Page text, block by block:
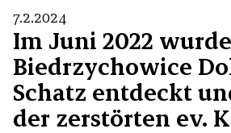
7.2.2024
Im Juni 2022
Biedrzychowice
Schatz entdeckt
der zerstörten ev.